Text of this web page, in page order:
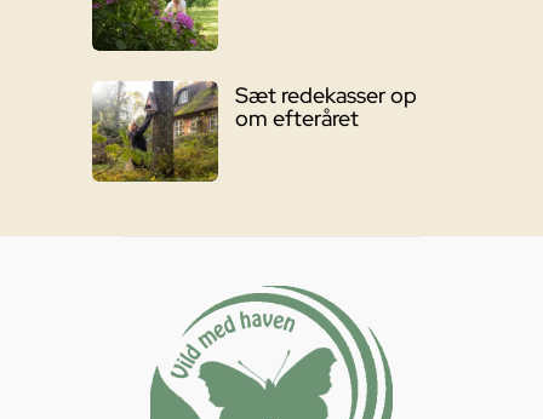
Sæt redekasser op
om efteråret